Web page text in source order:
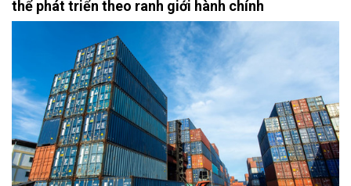
thể phát triển theo ranh giới hành chính